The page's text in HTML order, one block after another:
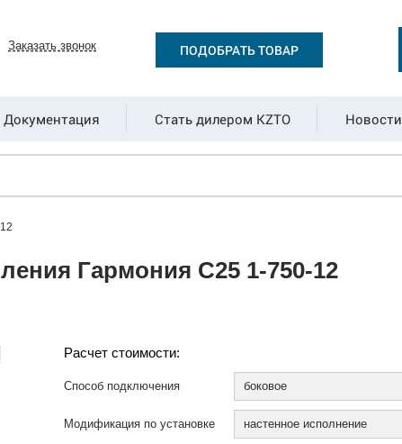
Заказать звонок ПОДОБРАТЬ ТОВАР
Документация Стать дилером KZTO Новости
Гармония С25 1-750-12
Расчет стоимости:
Способ подключения боковое
Модификация по установке настенное исполнение